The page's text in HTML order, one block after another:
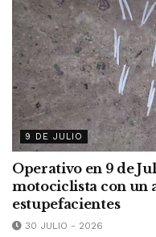
9 DE JULIO
Operativo en 9 de
motociclista con un
estupefacientes
30 JULIO - 2026